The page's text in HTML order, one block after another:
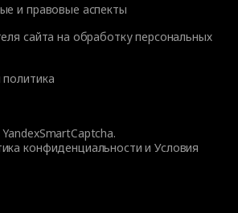
и правовые аспекты
сайта на обработку персональных
конфиденциальности иУсловия